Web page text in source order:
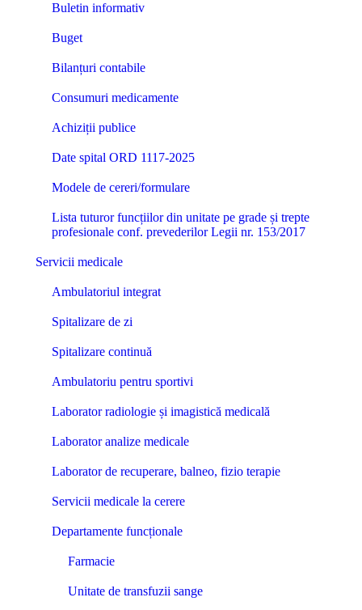
Buletin informativ
Buget
Bilanțuri contabile
Consumuri medicamente
Achiziții publice
Date spital ORD 1117-2025
Modele de cereri/formulare
Lista tuturor funcțiilor din unitate pe grade și trepte
profesionale conf. prevederilor Legii nr. 153/2017
Servicii medicale
Ambulatoriul integrat
Spitalizare de zi
Spitalizare continuă
Ambulatoriu pentru sportivi
Laborator radiologie și imagistică medicală
Laborator analize medicale
Laborator de recuperare, balneo, fizio terapie
Servicii medicale la cerere
Departamente funcționale
Farmacie
Unitate de transfuzii sange